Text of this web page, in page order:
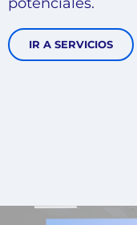
IR A SERVICIOS